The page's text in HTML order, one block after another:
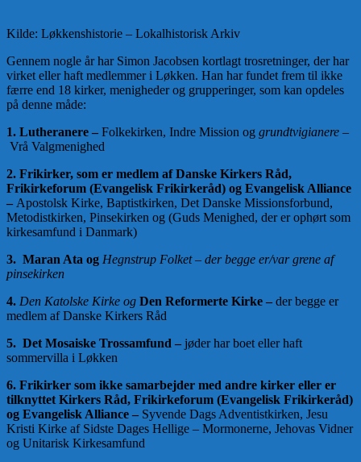
Kilde: Løkkenshistorie – Lokalhistorisk Arkiv
Gennem nogle år har Simon Jacobsen kortlagt trosretninger, der har
virket eller haft medlemmer i Løkken. Han har fundet frem til ikke
færre end 18 kirker, menigheder og grupperinger, som kan opdeles
på denne måde:
1. Lutheranere – Folkekirken, Indre Mission og grundtvigianere –
Vrå Valgmenighed
2. Frikirker, som er medlem afDanske Kirkers Råd,
Frikirkeforum (Evangelisk Frikirkeråd) og Evangelisk Alliance
– Apostolsk Kirke, Baptistkirken, Det Danske Missionsforbund,
Metodistkirken, Pinsekirken og (Guds Menighed, der er ophørt som
kirkesamfund i Danmark)
3. Maran Ata og Hegnstrup Folket – der begge er/var grene af
pinsekirken
4. Den Katolske Kirke og Den Reformerte Kirke – der begge er
medlem af Danske Kirkers Råd
5. Det Mosaiske Trossamfund – jøder har boet eller haft
sommervilla i Løkken
6. Frikirker som ikke samarbejder med andre kirker eller er
tilknyttet Kirkers Råd, Frikirkeforum (Evangelisk Frikirkeråd)
og Evangelisk Alliance – Syvende Dags Adventistkirken, Jesu
Kristi Kirke af Sidste Dages Hellige – Mormonerne, Jehovas Vidner
og Unitarisk Kirkesamfund